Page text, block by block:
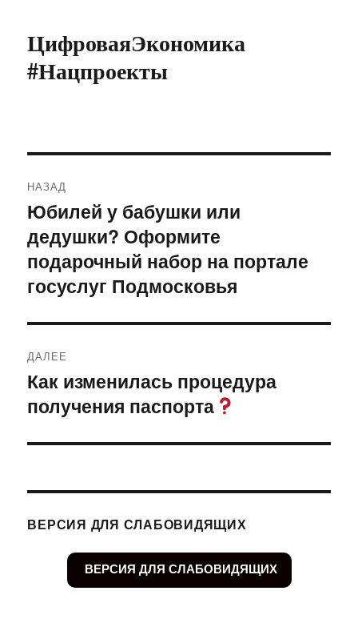
ЦифроваяЭкономика
#Нацпроекты
по
записям
НАЗАД
Предыдущая
запись:
Юбилей у бабушки или
дедушки? Оформите
подарочный набор на портале
госуслуг Подмосковья
ДАЛЕЕ
Следующая
запись:
Как изменилась процедура
получения паспорта
ВЕРСИЯ ДЛЯ СЛАБОВИДЯЩИХ
ВЕРСИЯ ДЛЯ СЛАБОВИДЯЩИХ